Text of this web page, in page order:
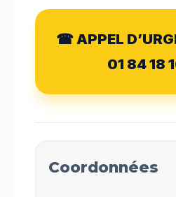
☎ APPEL
01 84 18
Coordonnées